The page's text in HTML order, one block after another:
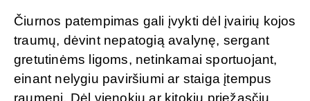
Čiurnos patempimas gali įvykti dėl įvairių kojos
traumų, dėvint nepatogią avalynę, sergant
gretutinėms ligoms, netinkamai sportuojant,
einant nelygiu paviršiumi ar staiga įtempus
raumenį. Dėl vienokių ar kitokių priežasčių